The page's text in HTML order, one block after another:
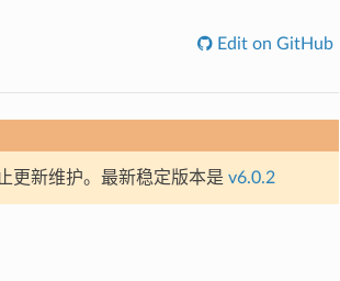
Edit on GitHub
更新维护。最新稳定版本是 v6.0.2